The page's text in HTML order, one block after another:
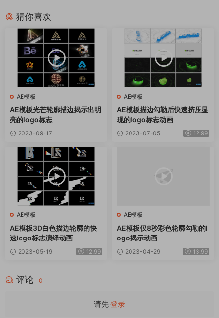
猜你喜欢
AE模板
AE模板光芒轮廓描边揭示出明
亮的logo标志
2023-09-17
AE模板
AE模板描边勾勒后快速挤压显
现的logo标志动画
2023-07-05 12.99
AE模板
AE模板3D白色描边轮廓的快
速logo标志演绎动画
2023-05-19 12.99
AE模板
AE模板仅8秒彩色轮廓勾勒的l
ogo揭示动画
2023-04-29 13.99
评论 0
请先 登录